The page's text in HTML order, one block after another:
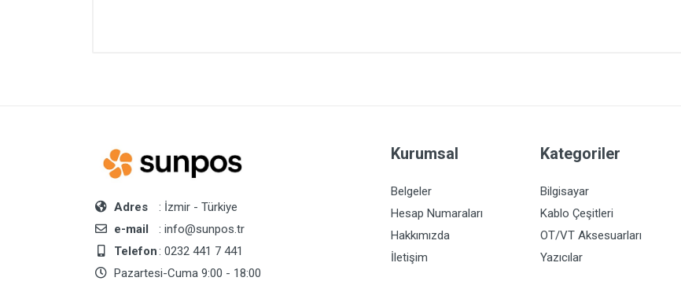
Adres
: İzmir - Türkiye
e-mail
: info@sunpos.tr
Telefon: 0232 441 7 441
Pazartesi-Cuma 9:00 - 18:00
Kurumsal
Belgeler
Hesap Numaraları
Hakkımızda
İletişim
Kategoriler
Bilgisayar
Kablo Çeşitleri
OT/VT Aksesuarları
Yazıcılar